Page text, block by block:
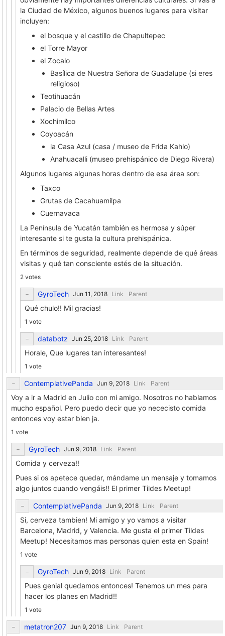
la Ciudad de México, algunos buenos lugares para visitar
incluyen:
el bosque y el castillo de Chapultepec
el Torre Mayor
el Zocalo
Basílica de Nuestra Señora de Guadalupe (si eres
religioso)
Teotihuacán
Palacio de Bellas Artes
Xochimilco
Coyoacán
la Casa Azul (casa / museo de Frida Kahlo)
Anahuacalli (museo prehispánico de Diego Rivera)
Algunos lugares algunas horas dentro de esa área son:
Taxco
Grutas de Cacahuamilpa
Cuernavaca
La Península de Yucatán también es hermosa y súper
interesante si te gusta la cultura prehispánica.
En términos de seguridad, realmente depende de qué áreas
visitas y qué tan consciente estés de la situación.
2 votes
GyroTech Link Parent
Qué chulo!! Mil gracias!
1 vote
databotz Link Parent
Horale, Que lugares tan interesantes!
1 vote
ContemplativePanda Link Parent
Voy a ir a Madrid en Julio con mi amigo. Nosotros no hablamos
mucho español. Pero puedo decir que yo nececisto comida
entonces voy estar bien ja.
1 vote
GyroTech Link Parent
Comida y cerveza!!
Pues si os apetece quedar, mándame un mensaje y tomamos
algo juntos cuando vengáis!! El primer Tildes Meetup!
ContemplativePanda Link Parent
Si, cerveza tambien! Mi amigo y yo vamos a visitar
Barcelona, Madrid, y Valencia. Me gusta el primer Tildes
Meetup! Necesitamos mas personas quien esta en Spain!
1 vote
GyroTech Link Parent
Pues genial quedamos entonces! Tenemos un mes para
hacer los planes en Madrid!!
1 vote
metatron207 Link Parent